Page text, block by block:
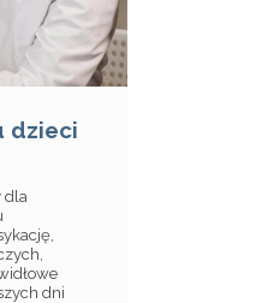
dzieci
dla
dni